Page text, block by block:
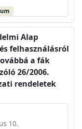
Alap
felhasználásról
a fák
26/2006.
rendeletek
10.